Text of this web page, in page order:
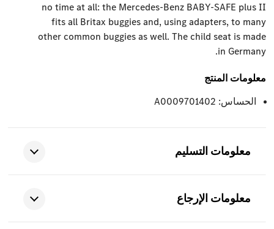
no time at all: the Mercedes-Benz BABY-SAFE plus II
fits all Britax buggies and, using adapters, to many
other common buggies as well. The child seat is made
in Germany.
معلومات المنتج
الحساس: A0009701402
معلومات التسليم
معلومات الإرجاع